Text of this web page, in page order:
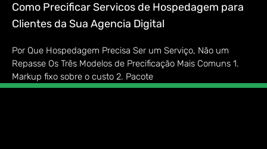
Como Precificar Servicos de Hospedagem para
Clientes da Sua Agencia Digital
Por Que Hospedagem Precisa Ser um Serviço, Não um
Repasse Os Três Modelos de Precificação Mais Comuns 1.
Markup fixo sobre o custo 2. Pacote